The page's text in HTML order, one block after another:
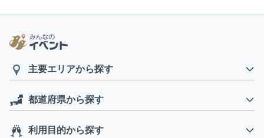
主要エリアから探す
都道府県から探す
利用目的から探す